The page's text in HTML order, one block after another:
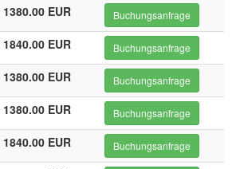
1380.00 EUR Buchungsanfrage
1840.00 EUR Buchungsanfrage
1380.00 EUR Buchungsanfrage
1380.00 EUR Buchungsanfrage
1840.00 EUR Buchungsanfrage